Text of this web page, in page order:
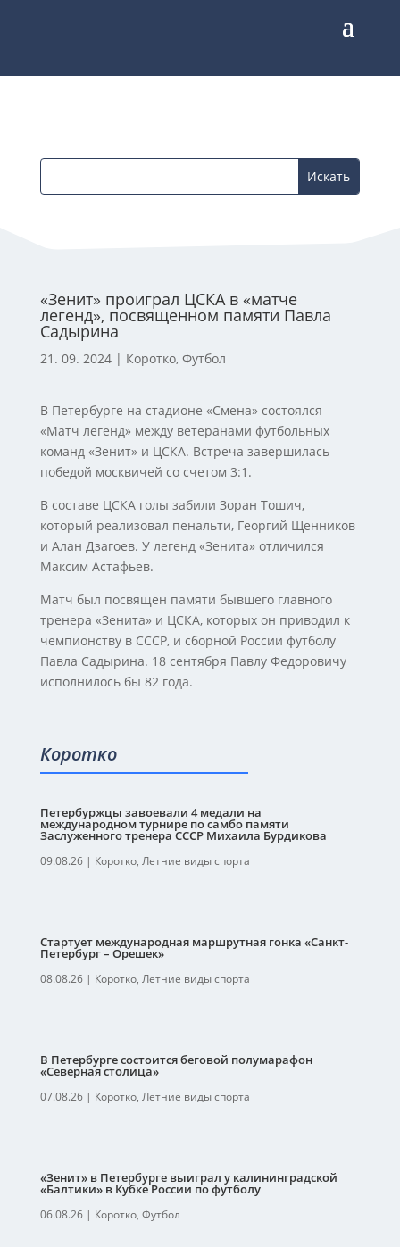
«Зенит» проиграл ЦСКА в «матче
легенд», посвященном памяти Павла
Садырина
21. 09. 2024| Коротко, Футбол
В Петербурге на стадионе «Смена» состоялся
«Матч легенд» между ветеранами футбольных
команд «Зенит» и ЦСКА. Встреча завершилась
победой москвичей со счетом 3:1.
В составе ЦСКА голы забили Зоран Тошич,
который реализовал пенальти, Георгий Щенников
и Алан Дзагоев. У легенд «Зенита» отличился
Максим Астафьев.
Матч был посвящен памяти бывшего главного
тренера «Зенита» и ЦСКА, которых он приводил к
чемпионству в СССР, и сборной России футболу
Павла Садырина. 18 сентября Павлу Федоровичу
исполнилось бы 82 года.
Коротко
Петербуржцы завоевали 4 медали на
международном турнире по самбо памяти
Заслуженного тренера СССР Михаила Бурдикова
09.08.26| Коротко, Летние виды спорта
Стартует международная маршрутная гонка «Санкт-
Петербург – Орешек»
08.08.26| Коротко, Летние виды спорта
В Петербурге состоится беговой полумарафон
«Северная столица»
07.08.26| Коротко, Летние виды спорта
«Зенит» в Петербурге выиграл у калининградской
«Балтики» в Кубке России по футболу
06.08.26| Коротко, Футбол